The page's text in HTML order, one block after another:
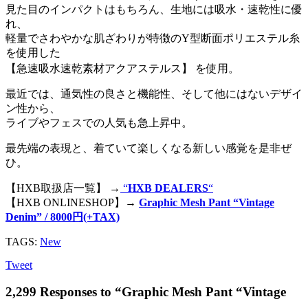
見た目のインパクトはもちろん、生地には吸水・速乾性に優
れ、
軽量でさわやかな肌ざわりが特徴のY型断面ポリエステル糸
を使用した
【急速吸水速乾素材アクアステルス】 を使用。
最近では、通気性の良さと機能性、そして他にはないデザイ
ン性から、
ライブやフェスでの人気も急上昇中。
最先端の表現と、着ていて楽しくなる新しい感覚を是非ぜ
ひ。
【HXB取扱店一覧】 → “HXB DEALERS“
【HXB ONLINESHOP】→ Graphic Mesh Pant “Vintage
Denim” / 8000円(+TAX)
TAGS: New
Tweet
2,299 Responses to “Graphic Mesh Pant “Vintage